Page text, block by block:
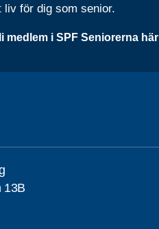
liv för dig som senior.
medlem i SPF Seniorerna här
13B